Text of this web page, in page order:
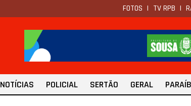
FOTOS | TV RPB |
NOTÍCIAS POLICIAL SERTÃO GERAL